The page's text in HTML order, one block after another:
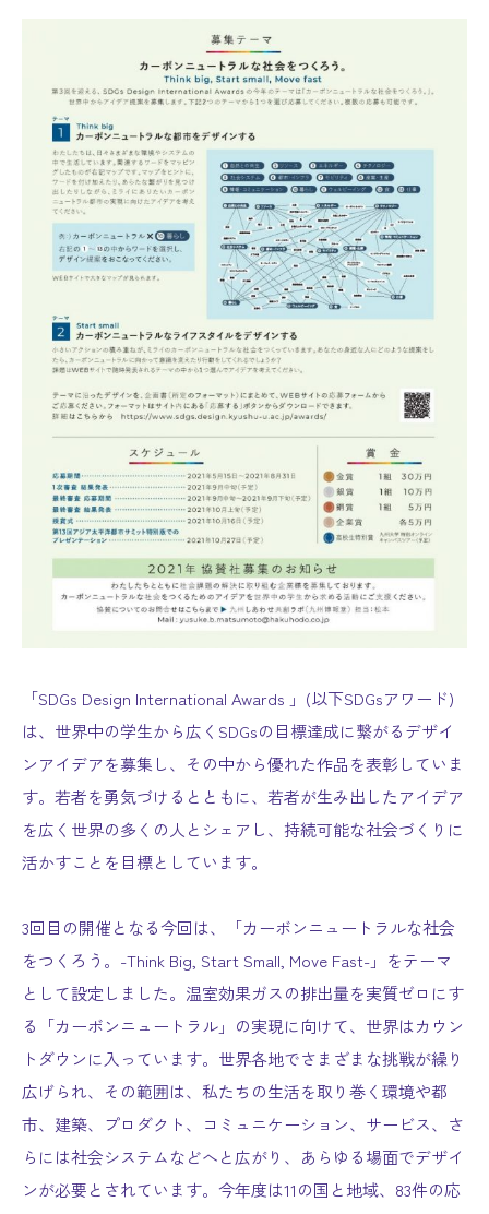
「SDGs Design International Awards 」(以下SDGsアワード)
は、世界中の学生から広くSDGsの目標達成に繋がるデザイ
ンアイデアを募集し、その中から優れた作品を表彰していま
す。若者を勇気づけるとともに、若者が生み出したアイデア
を広く世界の多くの人とシェアし、持続可能な社会づくりに
活かすことを目標としています。
3回目の開催となる今回は、「カーボンニュートラルな社会
をつくろう。-Think Big, Start Small, Move Fast-」をテーマ
として設定しました。温室効果ガスの排出量を実質ゼロにす
る「カーボンニュートラル」の実現に向けて、世界はカウン
トダウンに入っています。世界各地でさまざまな挑戦が繰り
広げられ、その範囲は、私たちの生活を取り巻く環境や都
市、建築、プロダクト、コミュニケーション、サービス、さ
らには社会システムなどへと広がり、あらゆる場面でデザイ
ンが必要とされています。今年度は11の国と地域、83件の応